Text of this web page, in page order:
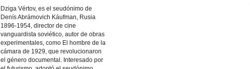
Dziga Vértov, es el seudónimo de
Denís Abrámovich Káufman, Rusia
1896-1954, director de cine
vanguardista soviético, autor de obras
experimentales, como El hombre de la
cámara de 1929, que revolucionaron
el género documental. Interesado por